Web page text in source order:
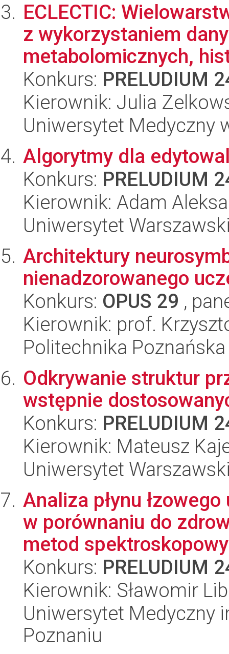
ECLECTIC:
z wykorzystaniem
metabolomicznych,
Konkurs: PRELUDIUM
Kierownik: Julia
Uniwersytet Medyczny
Algorytmy dla
Konkurs: PRELUDIUM
Kierownik: Adam
Uniwersytet
Architektury
nienadzorowanego
Konkurs: OPUS 29 ,
Kierownik: prof.
Politechnika Poznańska
Odkrywanie struktur
wstępnie
Konkurs: PRELUDIUM
Kierownik: Mateusz
Uniwersytet
Analiza płynu
w porównaniu do
metod
Konkurs: PRELUDIUM
Kierownik: Sławomir
Uniwersytet Medyczny
Poznaniu